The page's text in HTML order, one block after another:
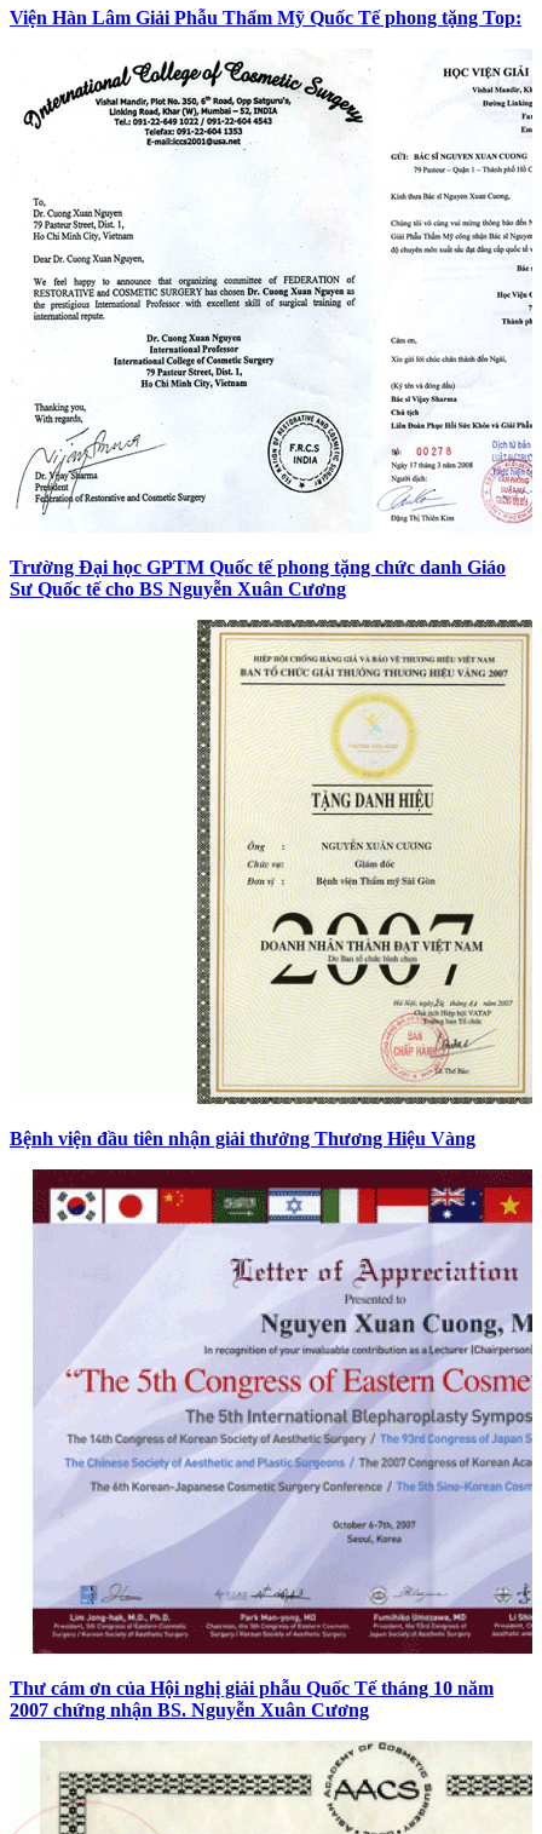
Viện Hàn Lâm Giải Phẫu Thẩm Mỹ Quốc Tế phong tặng Top:
Trường Đại học GPTM Quốc tế phong tặng chức danh Giáo
Sư Quốc tế cho BS Nguyễn Xuân Cương
Bệnh viện đầu tiên nhận giải thưởng Thương Hiệu Vàng
Thư cám ơn của Hội nghị giải phẫu Quốc Tế tháng 10 năm
2007 chứng nhận BS. Nguyễn Xuân Cương